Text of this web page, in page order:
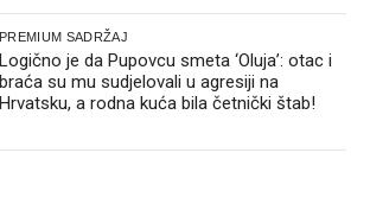
PREMIUM SADRŽAJ
Logično je da Pupovcu smeta ‘Oluja’: otac i
braća su mu sudjelovali u agresiji na
Hrvatsku, a rodna kuća bila četnički štab!